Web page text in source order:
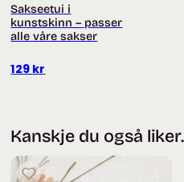
Sakseetui i
kunstskinn – passer
alle våre sakser
129 kr
Kanskje du også